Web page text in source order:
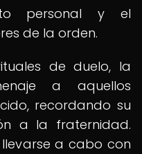
personal y el
de la orden.
de duelo, la
a aquellos
recordando su
a la fraternidad.
llevarse a cabo con